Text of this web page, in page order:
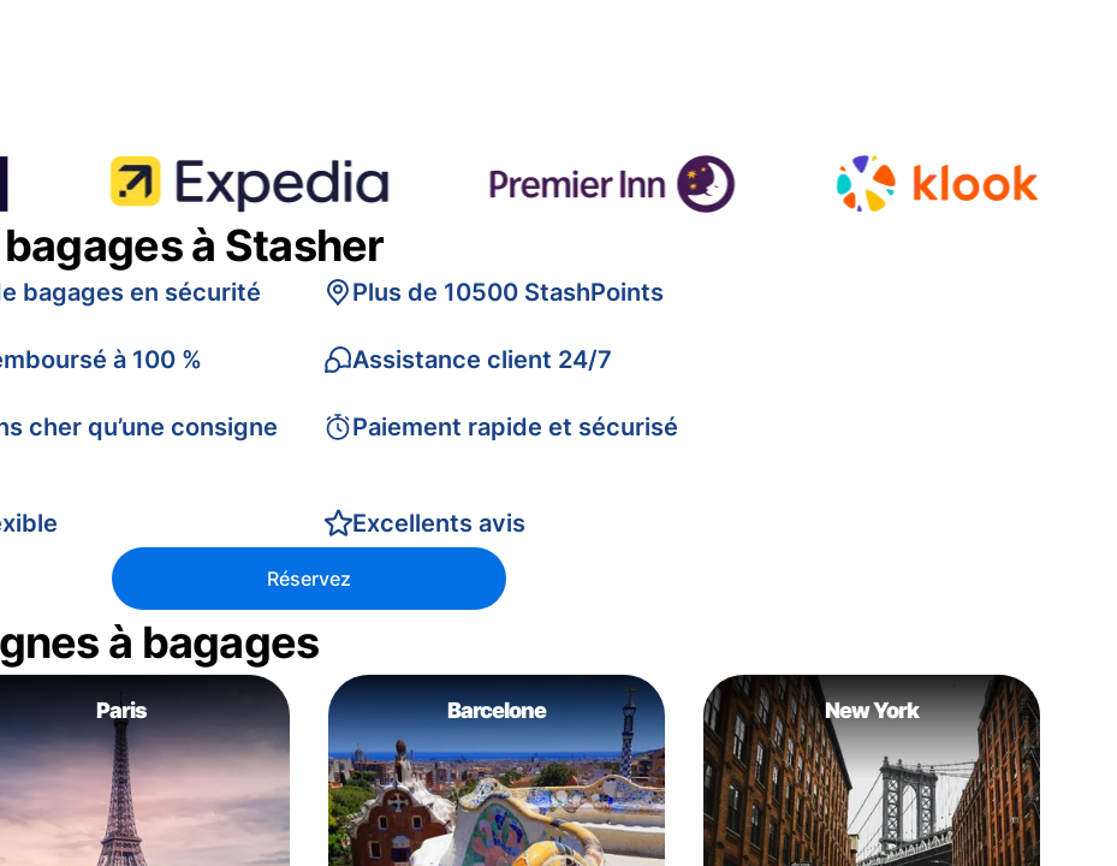
à Stasher
bagages en sécurité
à 100 %
cher qu’une consigne
Plus de 10500 StashPoints
Assistance client 24/7
Paiement rapide et sécurisé
Excellents avis
Réservez
à bagages
Paris Barcelone New York